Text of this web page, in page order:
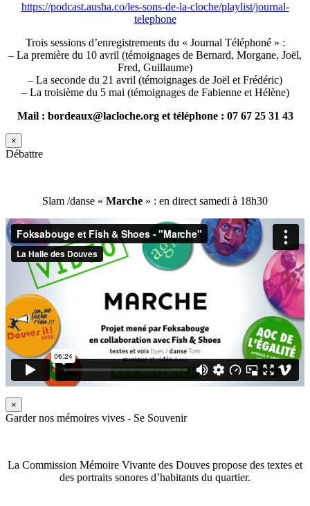
https://podcast.ausha.co/les-sons-de-la-cloche/playlist/journal-
telephone
Trois sessions d’enregistrements du « Journal Téléphoné » :
– La première du 10 avril (témoignages de Bernard, Morgane, Joël,
Fred, Guillaume)
– La seconde du 21 avril (témoignages de Joël et Frédéric)
– La troisième du 5 mai (témoignages de Fabienne et Hélène)
Mail : bordeaux@lacloche.org et téléphone : 07 67 25 31 43
×
Débattre
Slam /danse « Marche » : en direct samedi à 18h30
×
Garder nos mémoires vives - Se Souvenir
La Commission Mémoire Vivante des Douves propose des textes et
des portraits sonores d’habitants du quartier.